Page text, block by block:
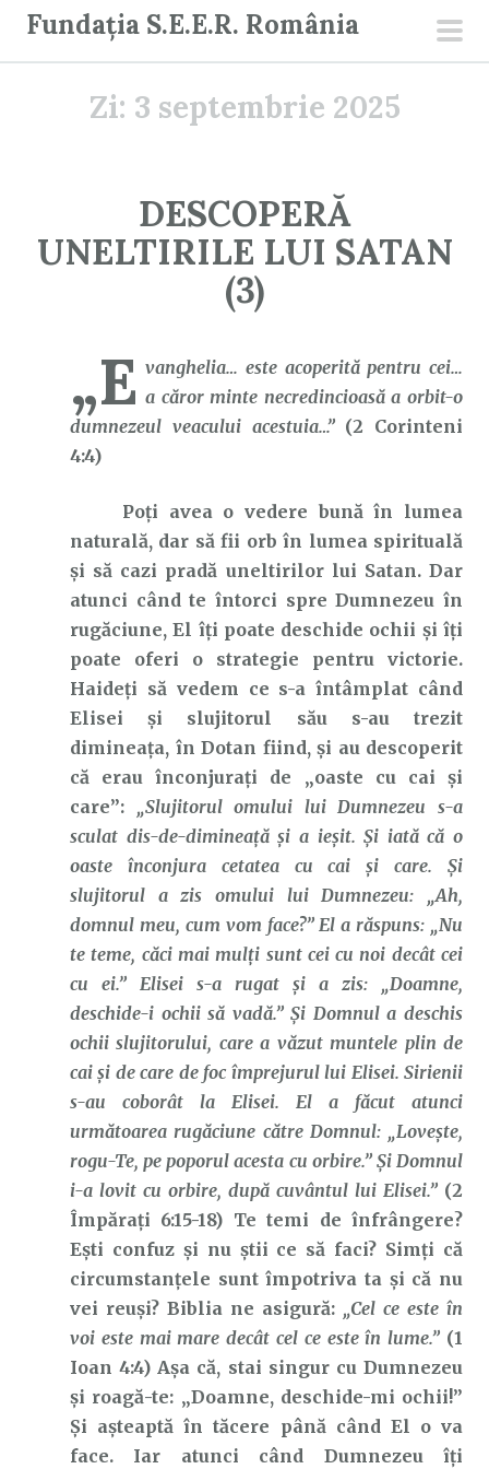
Fundația S.E.E.R. România
Zi: 3 septembrie 2025
DESCOPERĂ
UNELTIRILE LUI SATAN
(3)
„E vanghelia… este acoperită pentru cei…
a căror minte necredincioasă a orbit-o
dumnezeul veacului acestuia…”(2 Corinteni
4:4)
Poți avea o vedere bună în lumea
naturală, dar să fii orb în lumea spirituală
și să cazi pradă uneltirilor lui Satan. Dar
atunci când te întorci spre Dumnezeu în
rugăciune, El îți poate deschide ochii și îți
poate oferi o strategie pentru victorie.
Haideți să vedem ce s-a întâmplat când
Elisei și slujitorul său s-au trezit
dimineața, în Dotan fiind, și au descoperit
că erau înconjurați de „oaste cu cai și
care”: „Slujitorul omului lui Dumnezeu s-a
sculat dis-de-dimineaţă şi a ieşit. Şi iată că o
oaste înconjura cetatea cu cai şi care. Şi
slujitorul a zis omului lui Dumnezeu: „Ah,
domnul meu, cum vom face?” El a răspuns: „Nu
te teme, căci mai mulţi sunt cei cu noi decât cei
cu ei.” Elisei s-a rugat şi a zis: „Doamne,
deschide-i ochii să vadă.” Şi Domnul a deschis
ochii slujitorului, care a văzut muntele plin de
cai şi de care de foc împrejurul lui Elisei. Sirienii
s-au coborât la Elisei. El a făcut atunci
următoarea rugăciune către Domnul: „Loveşte,
rogu-Te, pe poporul acesta cu orbire.” Şi Domnul
i-a lovit cu orbire, după cuvântul lui Elisei.” (2
Împărați 6:15-18) Te temi de înfrângere?
Ești confuz și nu știi ce să faci? Simți că
circumstanțele sunt împotriva ta și că nu
vei reuși? Biblia ne asigură: „Cel ce este în
voi este mai mare decât cel ce este în lume.” (1
Ioan 4:4) Așa că, stai singur cu Dumnezeu
și roagă-te: „Doamne, deschide-mi ochii!”
Și așteaptă în tăcere până când El o va
face. Iar atunci când Dumnezeu îți